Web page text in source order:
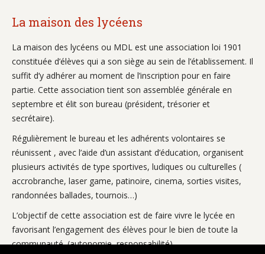
La maison des lycéens
La maison des lycéens ou MDL est une association loi 1901
constituée d’élèves qui a son siège au sein de l’établissement. Il
suffit d’y adhérer au moment de l’inscription pour en faire
partie. Cette association tient son assemblée générale en
septembre et élit son bureau (président, trésorier et
secrétaire).
Régulièrement le bureau et les adhérents volontaires se
réunissent , avec l’aide d’un assistant d’éducation, organisent
plusieurs activités de type sportives, ludiques ou culturelles (
accrobranche, laser game, patinoire, cinema, sorties visites,
randonnées ballades, tournois…)
L’objectif de cette association est de faire vivre le lycée en
favorisant l’engagement des élèves pour le bien de toute la
communauté. (autonomie, responsabilité)